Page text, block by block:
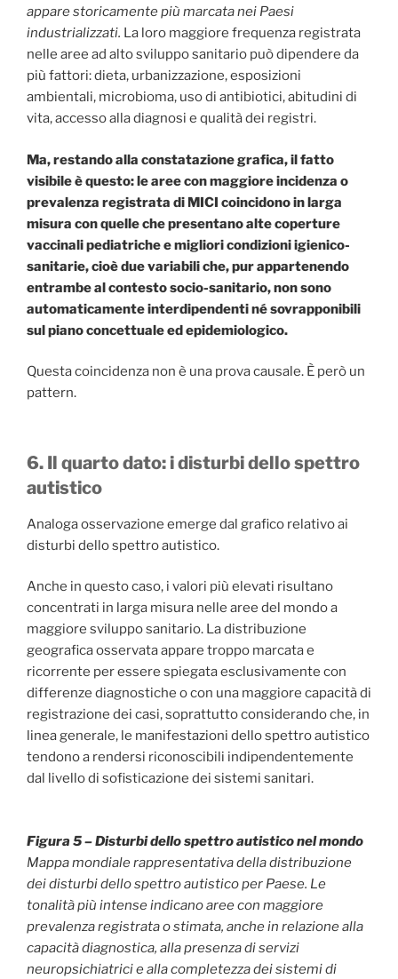
appare storicamente più marcata nei Paesi
industrializzati. La loro maggiore frequenza registrata
nelle aree ad alto sviluppo sanitario può dipendere da
più fattori: dieta, urbanizzazione, esposizioni
ambientali, microbioma, uso di antibiotici, abitudini di
vita, accesso alla diagnosi e qualità dei registri.
Ma, restando alla constatazione grafica, il fatto
visibile è questo: le aree con maggiore incidenza o
prevalenza registrata di MICI coincidono in larga
misura con quelle che presentano alte coperture
vaccinali pediatriche e migliori condizioni igienico-
sanitarie, cioè due variabili che, pur appartenendo
entrambe al contesto socio-sanitario, non sono
automaticamente interdipendenti né sovrapponibili
sul piano concettuale ed epidemiologico.
Questa coincidenza non è una prova causale. È però un
pattern.
6. Il quarto dato: i disturbi dello spettro
autistico
Analoga osservazione emerge dal grafico relativo ai
disturbi dello spettro autistico.
Anche in questo caso, i valori più elevati risultano
concentrati in larga misura nelle aree del mondo a
maggiore sviluppo sanitario. La distribuzione
geografica osservata appare troppo marcata e
ricorrente per essere spiegata esclusivamente con
differenze diagnostiche o con una maggiore capacità di
registrazione dei casi, soprattutto considerando che, in
linea generale, le manifestazioni dello spettro autistico
tendono a rendersi riconoscibili indipendentemente
dal livello di sofisticazione dei sistemi sanitari.
Figura 5 – Disturbi dello spettro autistico nel mondo
Mappa mondiale rappresentativa della distribuzione
dei disturbi dello spettro autistico per Paese. Le
tonalità più intense indicano aree con maggiore
prevalenza registrata o stimata, anche in relazione alla
capacità diagnostica, alla presenza di servizi
neuropsichiatrici e alla completezza dei sistemi di